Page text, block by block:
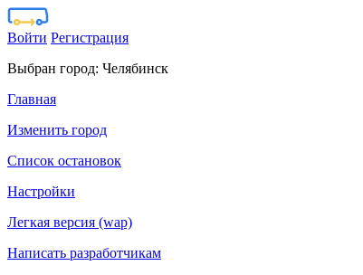
Войти Регистрация
Выбран город: Челябинск
Главная
Изменить город
Список остановок
Настройки
Легкая версия (wap)
Написать разработчикам